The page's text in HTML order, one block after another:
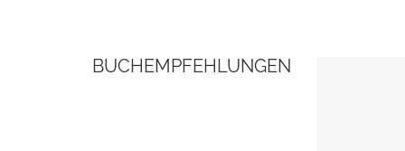
BUCHEMPFEHLUNGEN